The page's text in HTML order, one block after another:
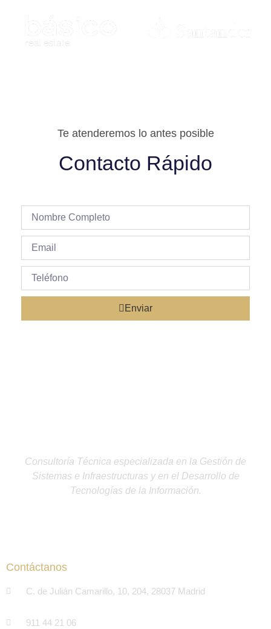
Te atenderemos lo antes posible
Contacto Rápido
Enviar
Consultoría Técnica especializada en la Gestión de
Sistemas e Infraestructuras y en el Desarrollo de
Tecnologías de la Información.
Contáctanos
C. de Julián Camarillo, 10, 204, 28037 Madrid
911 44 21 06